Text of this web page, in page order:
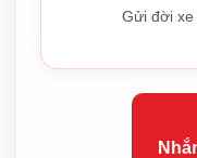
Gửi đời